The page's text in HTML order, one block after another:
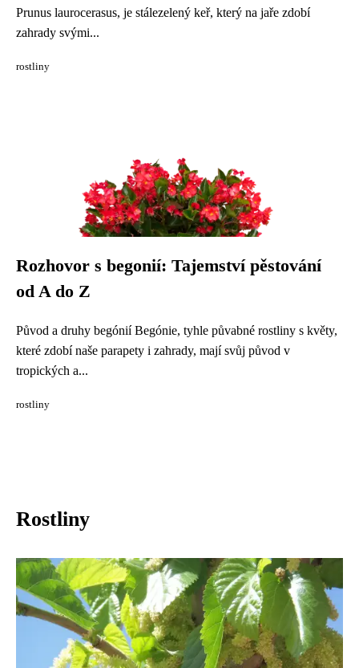
Prunus laurocerasus, je stálezelený keř, který na jaře zdobí
zahrady svými...
rostliny
Rozhovor s begonií: Tajemství pěstování
od A do Z
Původ a druhy begónií Begónie, tyhle půvabné rostliny s květy,
které zdobí naše parapety i zahrady, mají svůj původ v
tropických a...
rostliny
Rostliny